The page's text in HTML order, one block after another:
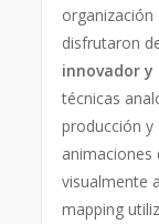
disfrutaron
innovador y
técnicas
producción y
animaciones
visualmente
mapping